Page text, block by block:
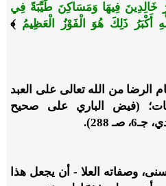
خَالِدِينَ فِيهَا وَمَسَاكِنَ طَيِّبَةً فِي
ذَلِكَ هُوَ الْفَوْزُ الْعَظِيمُ ﴾
الرضا من الله تعالى على العبد
(فيض الباري على صحيح
288).
وصفاته العلا - أن يجعل هذا